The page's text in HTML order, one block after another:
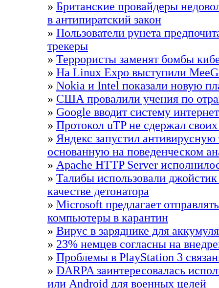
» Британские провайдеры
в антипиратский закон
» Пользователи рунета
трекеры
» Террористы заменят бомбы
» На Linux Expo выступили
» Nokia и Intel показали новую
» США провалили учения по
» Google вводит систему
» Протокол uTP не сдержал
» Яндекс запустил
основанную на поведенческом
» Apache HTTP Server
» Талибы использовали
качестве детонатора
» Microsoft предлагает
компьютеры в карантин
» Вирус в заряднике для
» 23% немцев согласны на
» Проблемы в PlayStation 3
» DARPA заинтересовалась
или Android для военных целей